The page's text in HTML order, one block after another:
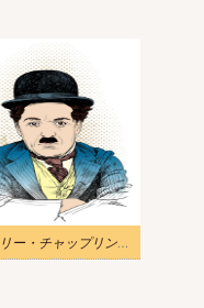
チャーリー・チャップリンのポップアートイラスト